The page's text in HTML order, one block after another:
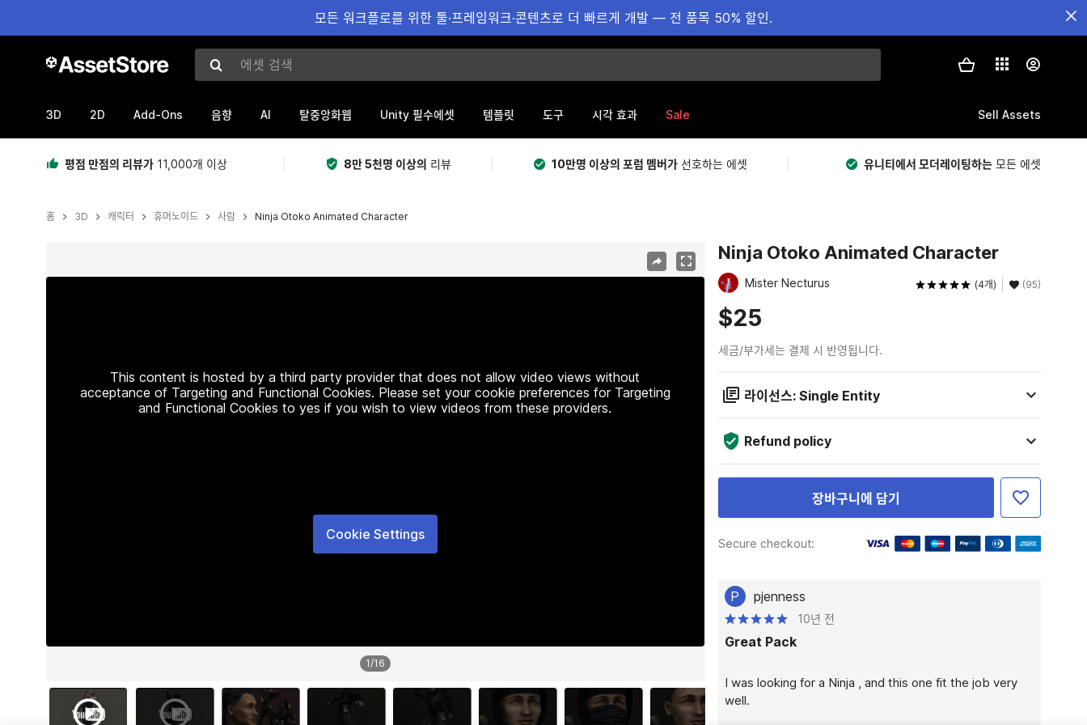
모든 워크플로를 위한 툴·프레임워크·콘텐츠로 더 빠르게 개발 — 전 품목 50% 할인.
에셋 검색
3D 2D Add-Ons 음향 AI 탈중앙화웹 Unity 필수에셋 템플릿 도구 시각 효과 Sale Sell Assets
평점 만점의 리뷰가 11,000개 이상 8만 5천명 이상의 리뷰 10만명 이상의 포럼 멤버가 선호하는 에셋 유니티에서 모더레이팅하는 모든 에셋
홈 3D 캐릭터 휴머노이드 사람 Ninja Otoko Animated Character
This content is hosted by a third party provider that does not allow video views without
acceptance of Targeting and Functional Cookies. Please set your cookie preferences for Targeting
and Functional Cookies to yes if you wish to view videos from these providers.
Cookie Settings
1/16
Ninja Otoko Animated Character
Mister Necturus (4개) (95)
$25
세금/부가세는 결제 시 반영됩니다.
라이선스: Single Entity
Refund policy
장바구니에 담기
Secure checkout:
P pjenness
10년 전
Great Pack
I was looking for a Ninja , and this one fit the job very
well.